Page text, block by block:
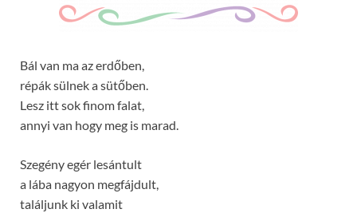
Bál van ma az erdőben,
répák sülnek a sütőben.
Lesz itt sok finom falat,
annyi van hogy meg is marad.
Szegény egér lesántult
a lába nagyon megfájdult,
találjunk ki valamit